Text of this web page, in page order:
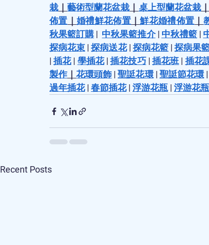
栽 ｜藝術型蘭花盆栽 桌上型蘭花盆栽｜
佈置 ｜婚禮鮮花佈置 ｜鮮花婚禮佈置
秋果籃訂購 | 中秋果籃推介 | 中秋禮籃 |
探病花束 | 探病送花 | 探病花籃 | 探病果
| 插花 | 學插花 | 插花技巧 | 插花班 | 插花
製作｜花環頭飾 | 聖誔花環 | 聖誔節花環 |
過年插花 | 春節插花 | 浮游花瓶 | 浮游花
Recent Posts